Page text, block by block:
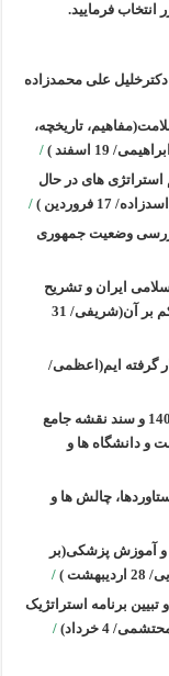
فرمایید.
دکترخلیل علی محمدزاده
تاریخچه،
19 اسفند )
/
استراتژی های در حال
فروردین )
/
وضعیت جمهوری
ایران و تشریح
بخش های مربوط به سلامت و درک ملاحظات حاکم بر آن(شریفی/ 31
گرفته ایم(اعظمی/
سند چشم انداز جمهوری اسلامی ایران در افق 1404 و سند نقشه جامع
و دانشگاه ها و
چالش ها و
و آموزش پزشکی(بر
)
/
برنامه استراتژیک
4 خرداد) /